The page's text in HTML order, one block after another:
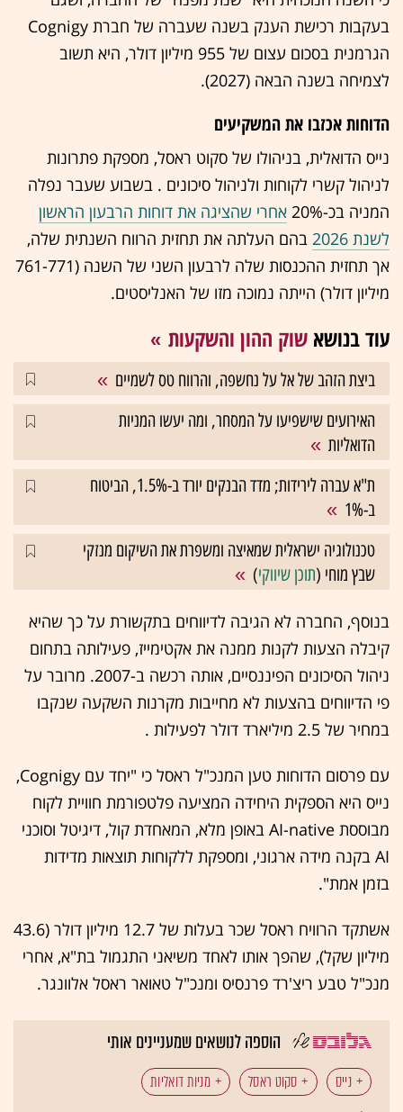
בעקבות רכישת הענק בשנה שעברה של חברת Cognigy
הגרמנית בסכום עצום של 955 מיליון דולר, היא תשוב
לצמיחה בשנה הבאה (2027).
הדוחות אכזבו את המשקיעים
נייס הדואלית, בניהולו של סקוט ראסל, מספקת פתרונות
לניהול קשרי לקוחות ולניהול סיכונים . בשבוע שעבר נפלה
המניה בכ-20%
אחרי שהציגה את דוחות הרבעון הראשון
לשנת 2026
בהם העלתה את תחזית הרווח השנתית שלה,
אך תחזית ההכנסות שלה לרבעון השני של השנה (761-771
מיליון דולר) הייתה נמוכה מזו של האנליסטים.
עוד בנושא שוק ההון והשקעות
ביצת הזהב של אל על נחשפה, והרווח טס לשמיים
האירועים שישפיעו על המסחר, ומה יעשו המניות
הדואליות
ת"א עברה לירידות; מדד הבנקים יורד ב-1.5%, הביטוח
ב-1%
טכנולוגיה ישראלית שמאיצה ומשפרת את השיקום מנזקי
שבץ מוחי (תוכן שיווקי)
בנוסף, החברה לא הגיבה לדיווחים בתקשורת על כך שהיא
קיבלה הצעות לקנות ממנה את אקטימייז, פעילותה בתחום
ניהול הסיכונים הפיננסיים, אותה רכשה ב-2007. מרובר על
פי הדיווחים בהצעות לא מחייבות מקרנות השקעה שנקבו
במחיר של 2.5 מיליארד דולר לפעילות .
עם פרסום הדוחות טען המנכ"ל ראסל כי "יחד עם Cognigy,
נייס היא הספקית היחידה המציעה פלטפורמת חוויית לקוח
מבוססת AI-native באופן מלא, המאחדת קול, דיגיטל וסוכני
AI בקנה מידה ארגוני, ומספקת ללקוחות תוצאות מדידות
בזמן אמת".
אשתקד הרוויח ראסל שכר בעלות של 12.7 מיליון דולר (43.6
מיליון שקל), שהפך אותו לאחד משיאני התגמול בת"א, אחרי
מנכ"ל טבע ריצ'רד פרנסיס ומנכ"ל טאואר ראסל אלוונגר.
הוספה לנושאים שמעניינים אותי
נייס סקוט ראסל
מניות דואליות